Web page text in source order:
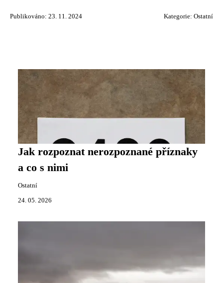
Publikováno: 23. 11. 2024 Kategorie: Ostatní
Jak rozpoznat nerozpoznané příznaky
a co s nimi
Ostatní
24. 05. 2026